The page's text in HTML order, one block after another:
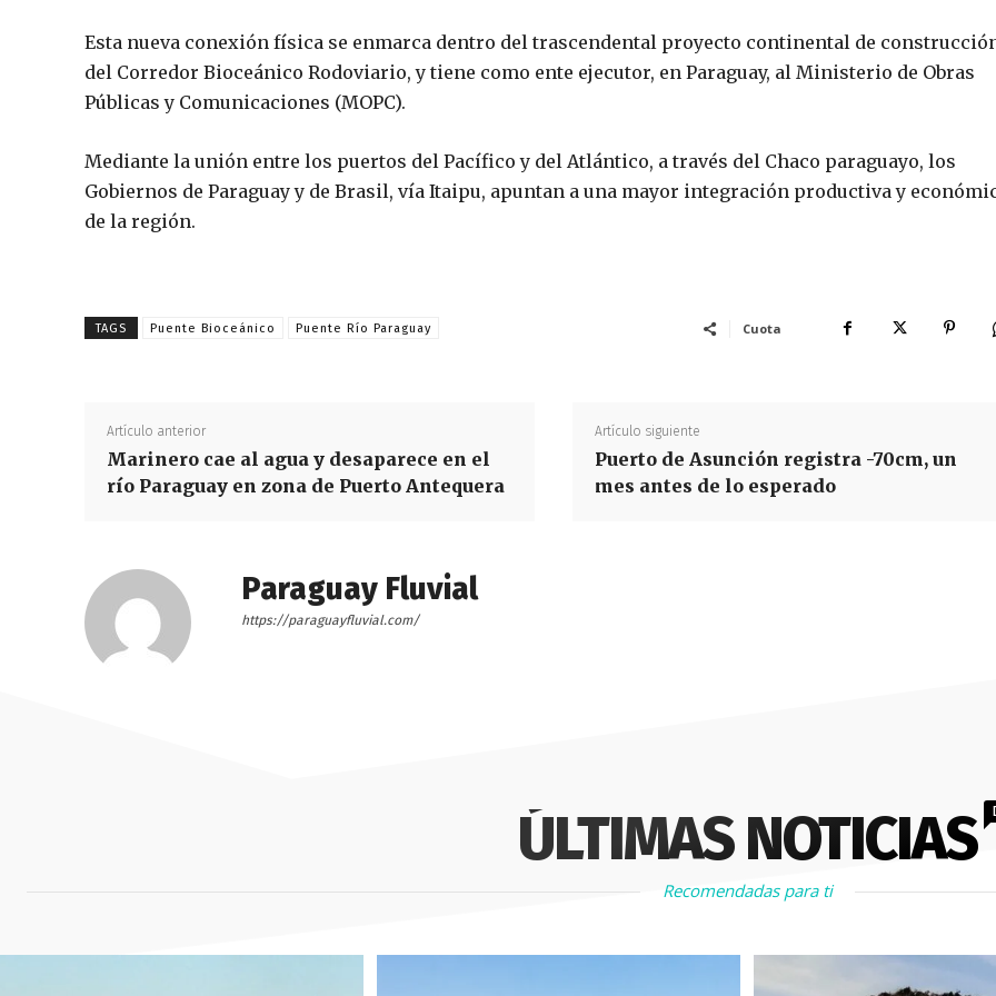
Esta nueva conexión física se enmarca dentro del trascendental proyecto continental de
del Corredor Bioceánico Rodoviario, y tiene como ente ejecutor, en Paraguay, al Ministerio de Obras
Públicas y Comunicaciones (MOPC).
Mediante la unión entre los puertos del Pacífico y del Atlántico, a través del Chaco paraguayo, los
Gobiernos de Paraguay y de Brasil, vía Itaipu, apuntan a una mayor integración productiva y
de la región.
TAGS Puente Bioceánico Puente Río Paraguay Cuota
Artículo anterior
Marinero cae al agua y desaparece en el
río Paraguay en zona de Puerto Antequera
Artículo siguiente
Puerto de Asunción registra -70cm, un
mes antes de lo esperado
Paraguay Fluvial
https://paraguayfluvial.com/
ÚLTIMAS NOTICIAS
Recomendadas para ti